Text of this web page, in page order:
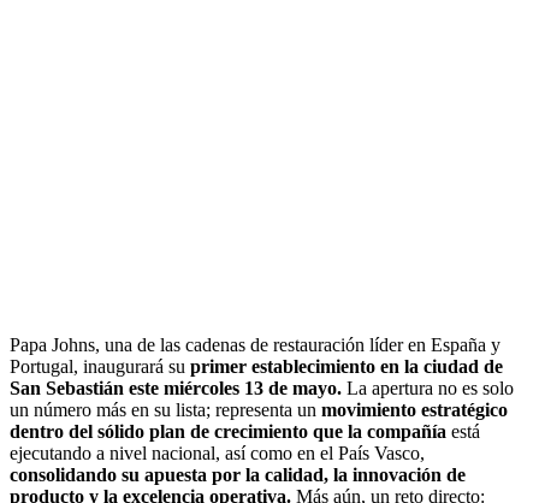
Papa Johns, una de las cadenas de restauración líder en España y
Portugal, inaugurará su primer establecimiento en la ciudad de
San Sebastián este miércoles 13 de mayo. La apertura no es solo
un número más en su lista; representa un movimiento estratégico
dentro del sólido plan de crecimiento que la compañía está
ejecutando a nivel nacional, así como en el País Vasco,
consolidando su apuesta por la calidad, la innovación de
producto y la excelencia operativa. Más aún, un reto directo: